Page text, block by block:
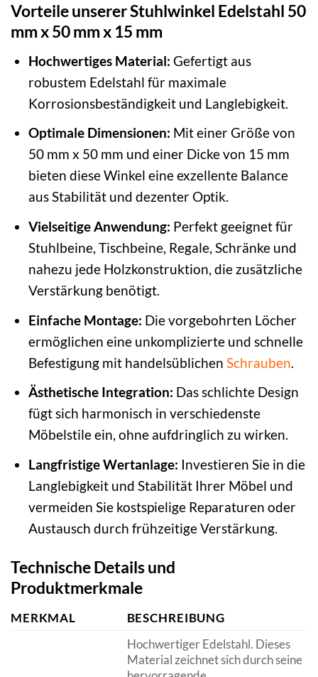
Vorteile unserer Stuhlwinkel Edelstahl 50
mm x 50 mm x 15 mm
Hochwertiges Material: Gefertigt aus
robustem Edelstahl für maximale
Korrosionsbeständigkeit und Langlebigkeit.
Optimale Dimensionen: Mit einer Größe von
50 mm x 50 mm und einer Dicke von 15 mm
bieten diese Winkel eine exzellente Balance
aus Stabilität und dezenter Optik.
Vielseitige Anwendung: Perfekt geeignet für
Stuhlbeine, Tischbeine, Regale, Schränke und
nahezu jede Holzkonstruktion, die zusätzliche
Verstärkung benötigt.
Einfache Montage: Die vorgebohrten Löcher
ermöglichen eine unkomplizierte und schnelle
Befestigung mit handelsüblichen Schrauben
Ästhetische Integration: Das schlichte Design
fügt sich harmonisch in verschiedenste
Möbelstile ein, ohne aufdringlich zu wirken.
Langfristige Wertanlage: Investieren Sie in die
Langlebigkeit und Stabilität Ihrer Möbel und
vermeiden Sie kostspielige Reparaturen oder
Austausch durch frühzeitige Verstärkung.
Technische Details und
Produktmerkmale
MERKMAL
BESCHREIBUNG
Hochwertiger Edelstahl. Dieses
Material zeichnet sich durch seine